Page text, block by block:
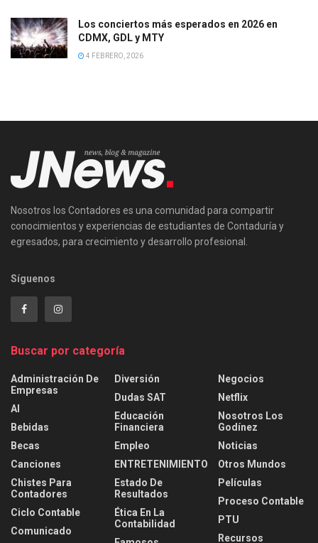
Los conciertos más esperados en 2026 en
CDMX, GDL y MTY
4 FEBRERO, 2026
Nosotros los Contadores es una comunidad para compartir
conocimientos y experiencias de estudiantes de Contaduría y
egresados, para crecimiento y desarrollo profesional.
Síguenos
Buscar por categoría
Administración De
Empresas
AI
Bebidas
Becas
Canciones
Chistes Para
Contadores
Ciclo Contable
Comunicado
Diversión
Dudas SAT
Educación
Financiera
Empleo
ENTRETENIMIENTO
Estado De
Resultados
Ética En La
Contabilidad
Negocios
Netflix
Nosotros Los
Godínez
Noticias
Otros Mundos
Películas
Proceso Contable
PTU
Recursos